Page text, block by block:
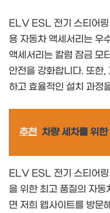
ELV ESL 전기 스티어
용 자동차 액세서리는 우
액세서리는 칼럼 잠금 모
안전을 강화합니다. 또한
하고 효율적인 설치 과정
추천 차량 세차를 위
ELV ESL 전기 스티어
을 위한 최고 품질의 자
면 저희 웹사이트를 방문